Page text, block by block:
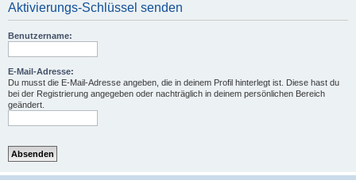
Aktivierungs-Schlüssel senden
Benutzername:
E-Mail-Adresse:
Du musst die E-Mail-Adresse angeben, die in deinem Profil hinterlegt ist. Diese hast du
bei der Registrierung angegeben oder nachträglich in deinem persönlichen Bereich
geändert.